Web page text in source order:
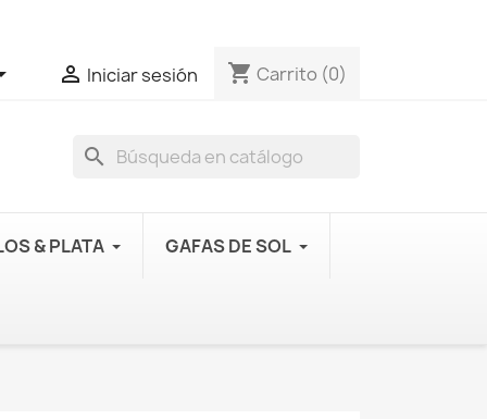
 Iniciar sesión shopping_cart Carrito (0)
search
& PLATA GAFAS DE SOL